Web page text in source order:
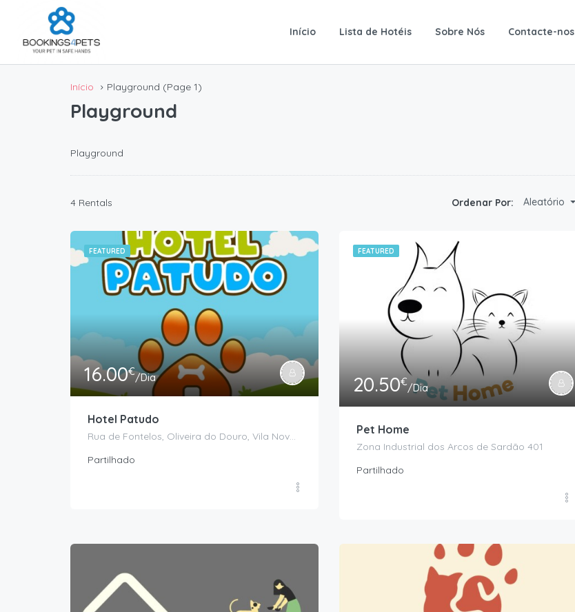
Início Lista de Hotéis Sobre Nós Contacte-nos
Início Playground (Page 1)
Playground
Playground
4 Rentals Ordenar Por: Aleatório
FEATURED
16.00€/Dia
Hotel Patudo
Rua de Fontelos, Oliveira do Douro, Vila Nova de Gaia, Porto, Portugal
Partilhado
FEATURED
20.50€/Dia
Pet Home
Zona Industrial dos Arcos de Sardão 401
Partilhado